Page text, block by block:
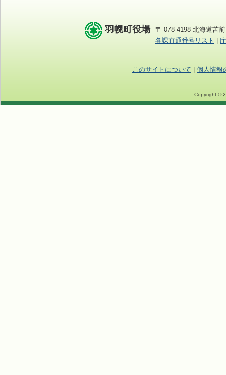
羽幌町役場
〒 078-4198 北海道苫
各課直通番号リスト
このサイトについて 個人情報
Copyright ©